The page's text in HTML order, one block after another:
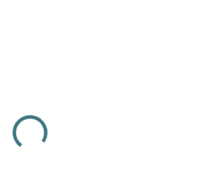
DETAILNÉ INFORMÁCIE